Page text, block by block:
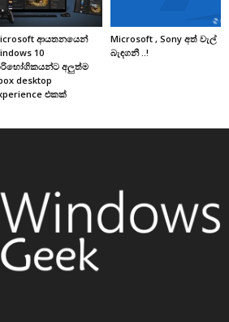
ආයතනයෙන්
10
අලුත්ම
desktop
එකක්
Microsoft , Sony අත් වැල්
බැඳගනී ..!